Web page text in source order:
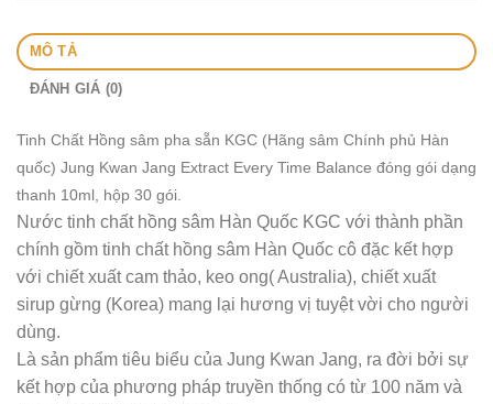
MÔ TẢ
ĐÁNH GIÁ (0)
Tinh Chất Hồng sâm pha sẵn KGC (Hãng sâm Chính phủ Hàn
quốc) Jung Kwan Jang Extract Every Time Balance đóng gói dạng
thanh 10ml, hộp 30 gói.
Nước tinh chất hồng sâm Hàn Quốc KGC với thành phần
chính gồm tinh chất hồng sâm Hàn Quốc cô đặc kết hợp
với chiết xuất cam thảo, keo ong( Australia), chiết xuất
sirup gừng (Korea) mang lại hương vị tuyệt vời cho người
dùng.
Là sản phẩm tiêu biểu của Jung Kwan Jang, ra đời bởi sự
kết hợp của phương pháp truyền thống có từ 100 năm và